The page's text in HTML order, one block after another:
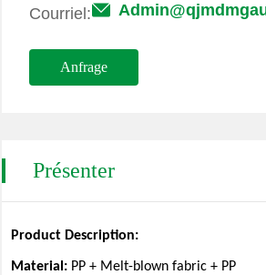
Courriel:
Anfrage
Présenter
Product Description:
Material : PP + Melt-blownfabric+ PP